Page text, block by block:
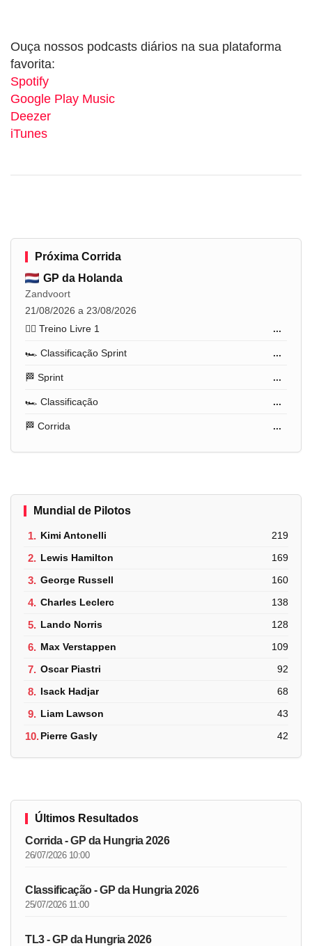
Ouça nossos podcasts diários na sua plataforma
favorita:
Spotify
Google Play Music
Deezer
iTunes
Próxima Corrida
GP da Holanda
Zandvoort
21/08/2026 a 23/08/2026
🏋️‍♂️ Treino Livre 1
...
🏎️ Classificação Sprint ...
🏁 Sprint ...
🏎️ Classificação ...
🏁 Corrida ...
Mundial de Pilotos
1. Kimi Antonelli 219
2. Lewis Hamilton 169
3. George Russell 160
4. Charles Leclerc 138
5. Lando Norris 128
6. Max Verstappen 109
7. Oscar Piastri 92
8. Isack Hadjar 68
9. Liam Lawson 43
10.Pierre Gasly 42
Últimos Resultados
Corrida - GP da Hungria 2026
26/07/2026 10:00
Classificação - GP da Hungria 2026
25/07/2026 11:00
TL3 - GP da Hungria 2026